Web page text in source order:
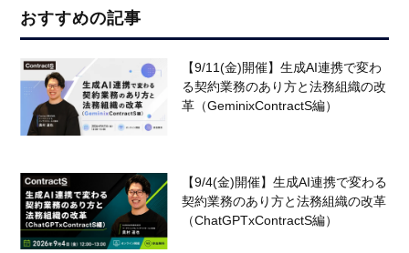
おすすめの記事
【9/11(金)開催】生成AI連携で変わ
る契約業務のあり方と法務組織の改
革（GeminixContractS編）
【9/4(金)開催】生成AI連携で変わる
契約業務のあり方と法務組織の改革
（ChatGPTxContractS編）